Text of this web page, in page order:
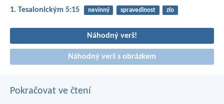
1. Tesalonickým 5:15 nevinný spravedlnost zlo
Náhodný verš!
Náhodný verš s obrázkem
Pokračovat ve čtení